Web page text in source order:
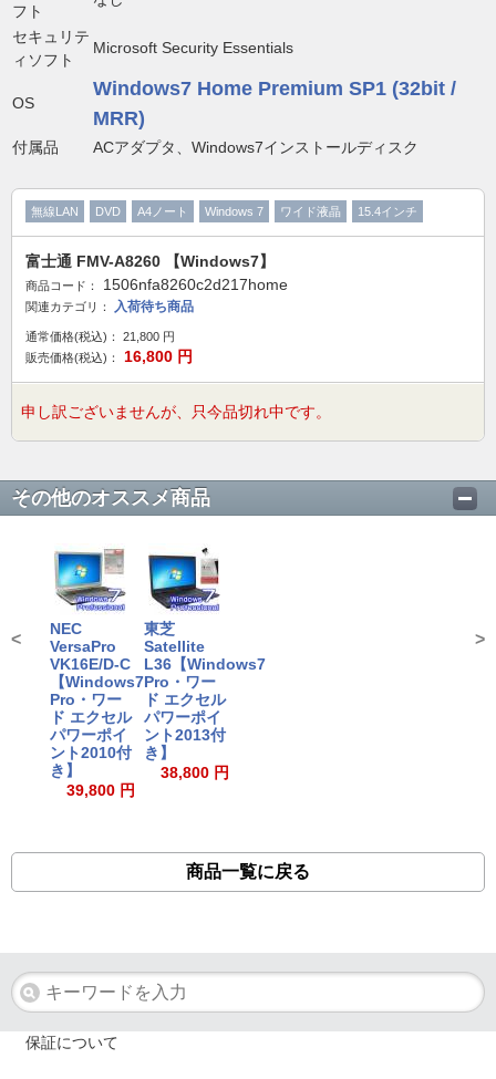
フト
セキュリテ
ィソフト
Microsoft Security Essentials
OS
Windows7 Home Premium SP1 (32bit /
MRR)
付属品 ACアダプタ、Windows7インストールディスク
無線LAN DVD A4ノート Windows 7 ワイド液晶 15.4インチ
富士通 FMV-A8260 【Windows7】
商品コード： 1506nfa8260c2d217home
関連カテゴリ： 入荷待ち商品
通常価格(税込)： 21,800 円
販売価格(税込)：
16,800 円
申し訳ございませんが、只今品切れ中です。
その他のオススメ商品
NEC
VersaPro
VK16E/D-C
【Windows7
Pro・ワー
ド エクセル
パワーポイ
ント2010付
き】
39,800 円
東芝
Satellite
L36【Windows7
Pro・ワー
ド エクセル
パワーポイ
ント2013付
き】
38,800 円
< >
商品一覧に戻る
保証について